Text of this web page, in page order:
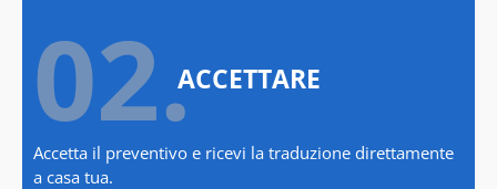
02.ACCETTARE
Accetta il preventivo e ricevi la traduzione direttamente
a casa tua.